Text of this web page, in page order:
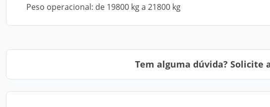
Peso operacional: de 19800 kg a 21800 kg
Tem alguma dúvida? Solicite